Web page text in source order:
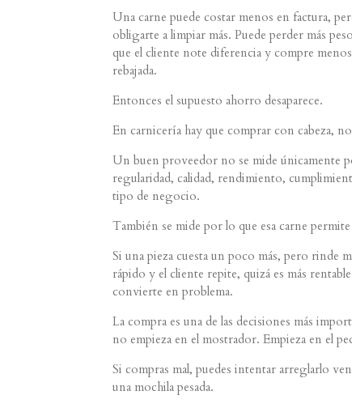
Una carne puede costar menos en factura,
obligarte a limpiar más. Puede perder más
que el cliente note diferencia y compre
rebajada.
Entonces el supuesto ahorro desaparece.
En carnicería hay que comprar con cabeza,
Un buen proveedor no se mide únicamente
regularidad, calidad, rendimiento,
tipo de negocio.
También se mide por lo que esa carne
Si una pieza cuesta un poco más, pero rinde
rápido y el cliente repite, quizá es más
convierte en problema.
La compra es una de las decisiones más
no empieza en el mostrador. Empieza en el
Si compras mal, puedes intentar arreglarlo
una mochila pesada.